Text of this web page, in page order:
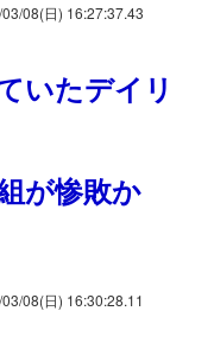
03/08(日) 16:27:37.43
いたデイリ
が惨敗か
03/08(日) 16:30:28.11